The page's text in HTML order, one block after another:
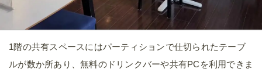
1階の共有スペースにはパーティションで仕切られたテーブ
ルが数か所あり、無料のドリンクバーや共有PCを利用できま